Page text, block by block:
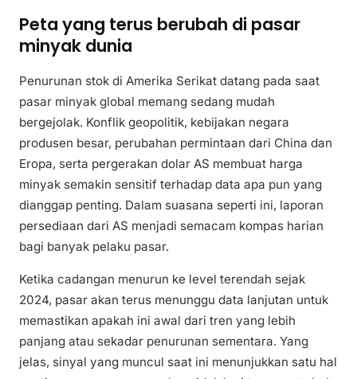
Peta yang terus berubah di pasar
minyak dunia
Penurunan stok di Amerika Serikat datang pada saat
pasar minyak global memang sedang mudah
bergejolak. Konflik geopolitik, kebijakan negara
produsen besar, perubahan permintaan dari China dan
Eropa, serta pergerakan dolar AS membuat harga
minyak semakin sensitif terhadap data apa pun yang
dianggap penting. Dalam suasana seperti ini, laporan
persediaan dari AS menjadi semacam kompas harian
bagi banyak pelaku pasar.
Ketika cadangan menurun ke level terendah sejak
2024, pasar akan terus menunggu data lanjutan untuk
memastikan apakah ini awal dari tren yang lebih
panjang atau sekadar penurunan sementara. Yang
jelas, sinyal yang muncul saat ini menunjukkan satu hal